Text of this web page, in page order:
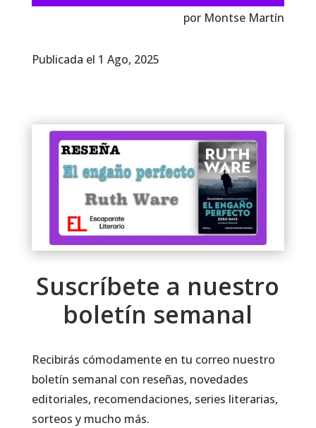
por Montse Martín
Publicada el 1 Ago, 2025
Suscríbete a nuestro
boletín semanal
Recibirás cómodamente en tu correo nuestro
boletín semanal con reseñas, novedades
editoriales, recomendaciones, series literarias,
sorteos y mucho más.